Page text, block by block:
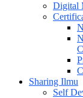
Digital
Sharing Ilmu
Self